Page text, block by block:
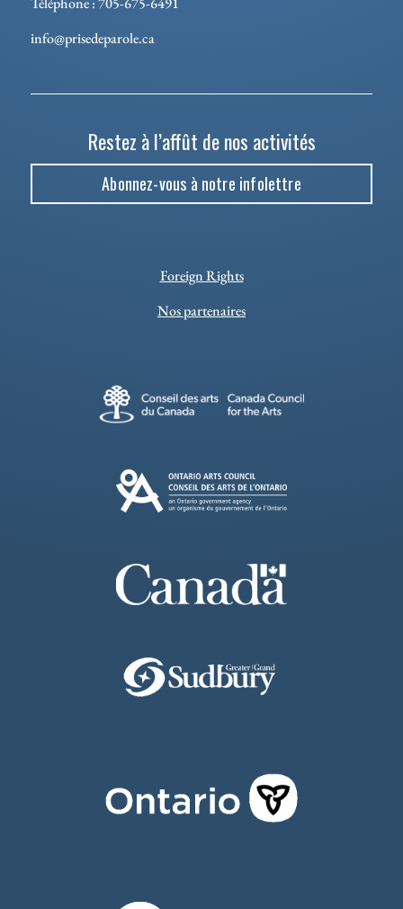
info@prisedeparole.ca
Restez à l’affût de nos activités
Abonnez-vous à notre infolettre
Foreign Rights
Nos partenaires